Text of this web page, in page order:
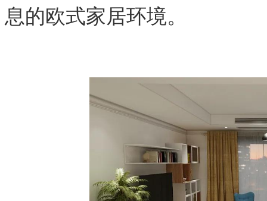
息的欧式家居环境。